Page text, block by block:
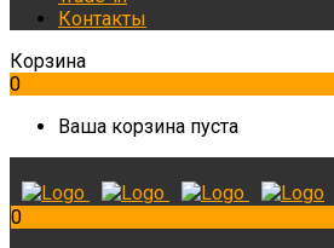
Контакты
Корзина
0
Ваша корзина пуста
0